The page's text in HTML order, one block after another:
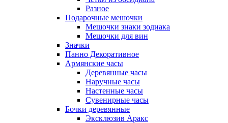
Разное
Подарочные мешочки
Мешочки знаки зодиака
Мешочки для вин
Значки
Панно Декоративное
Армянские часы
Деревянные часы
Наручные часы
Настенные часы
Сувенирные часы
Бочки деревянные
Эксклюзив Аракс